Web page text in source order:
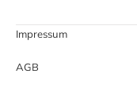
Impressum
AGB